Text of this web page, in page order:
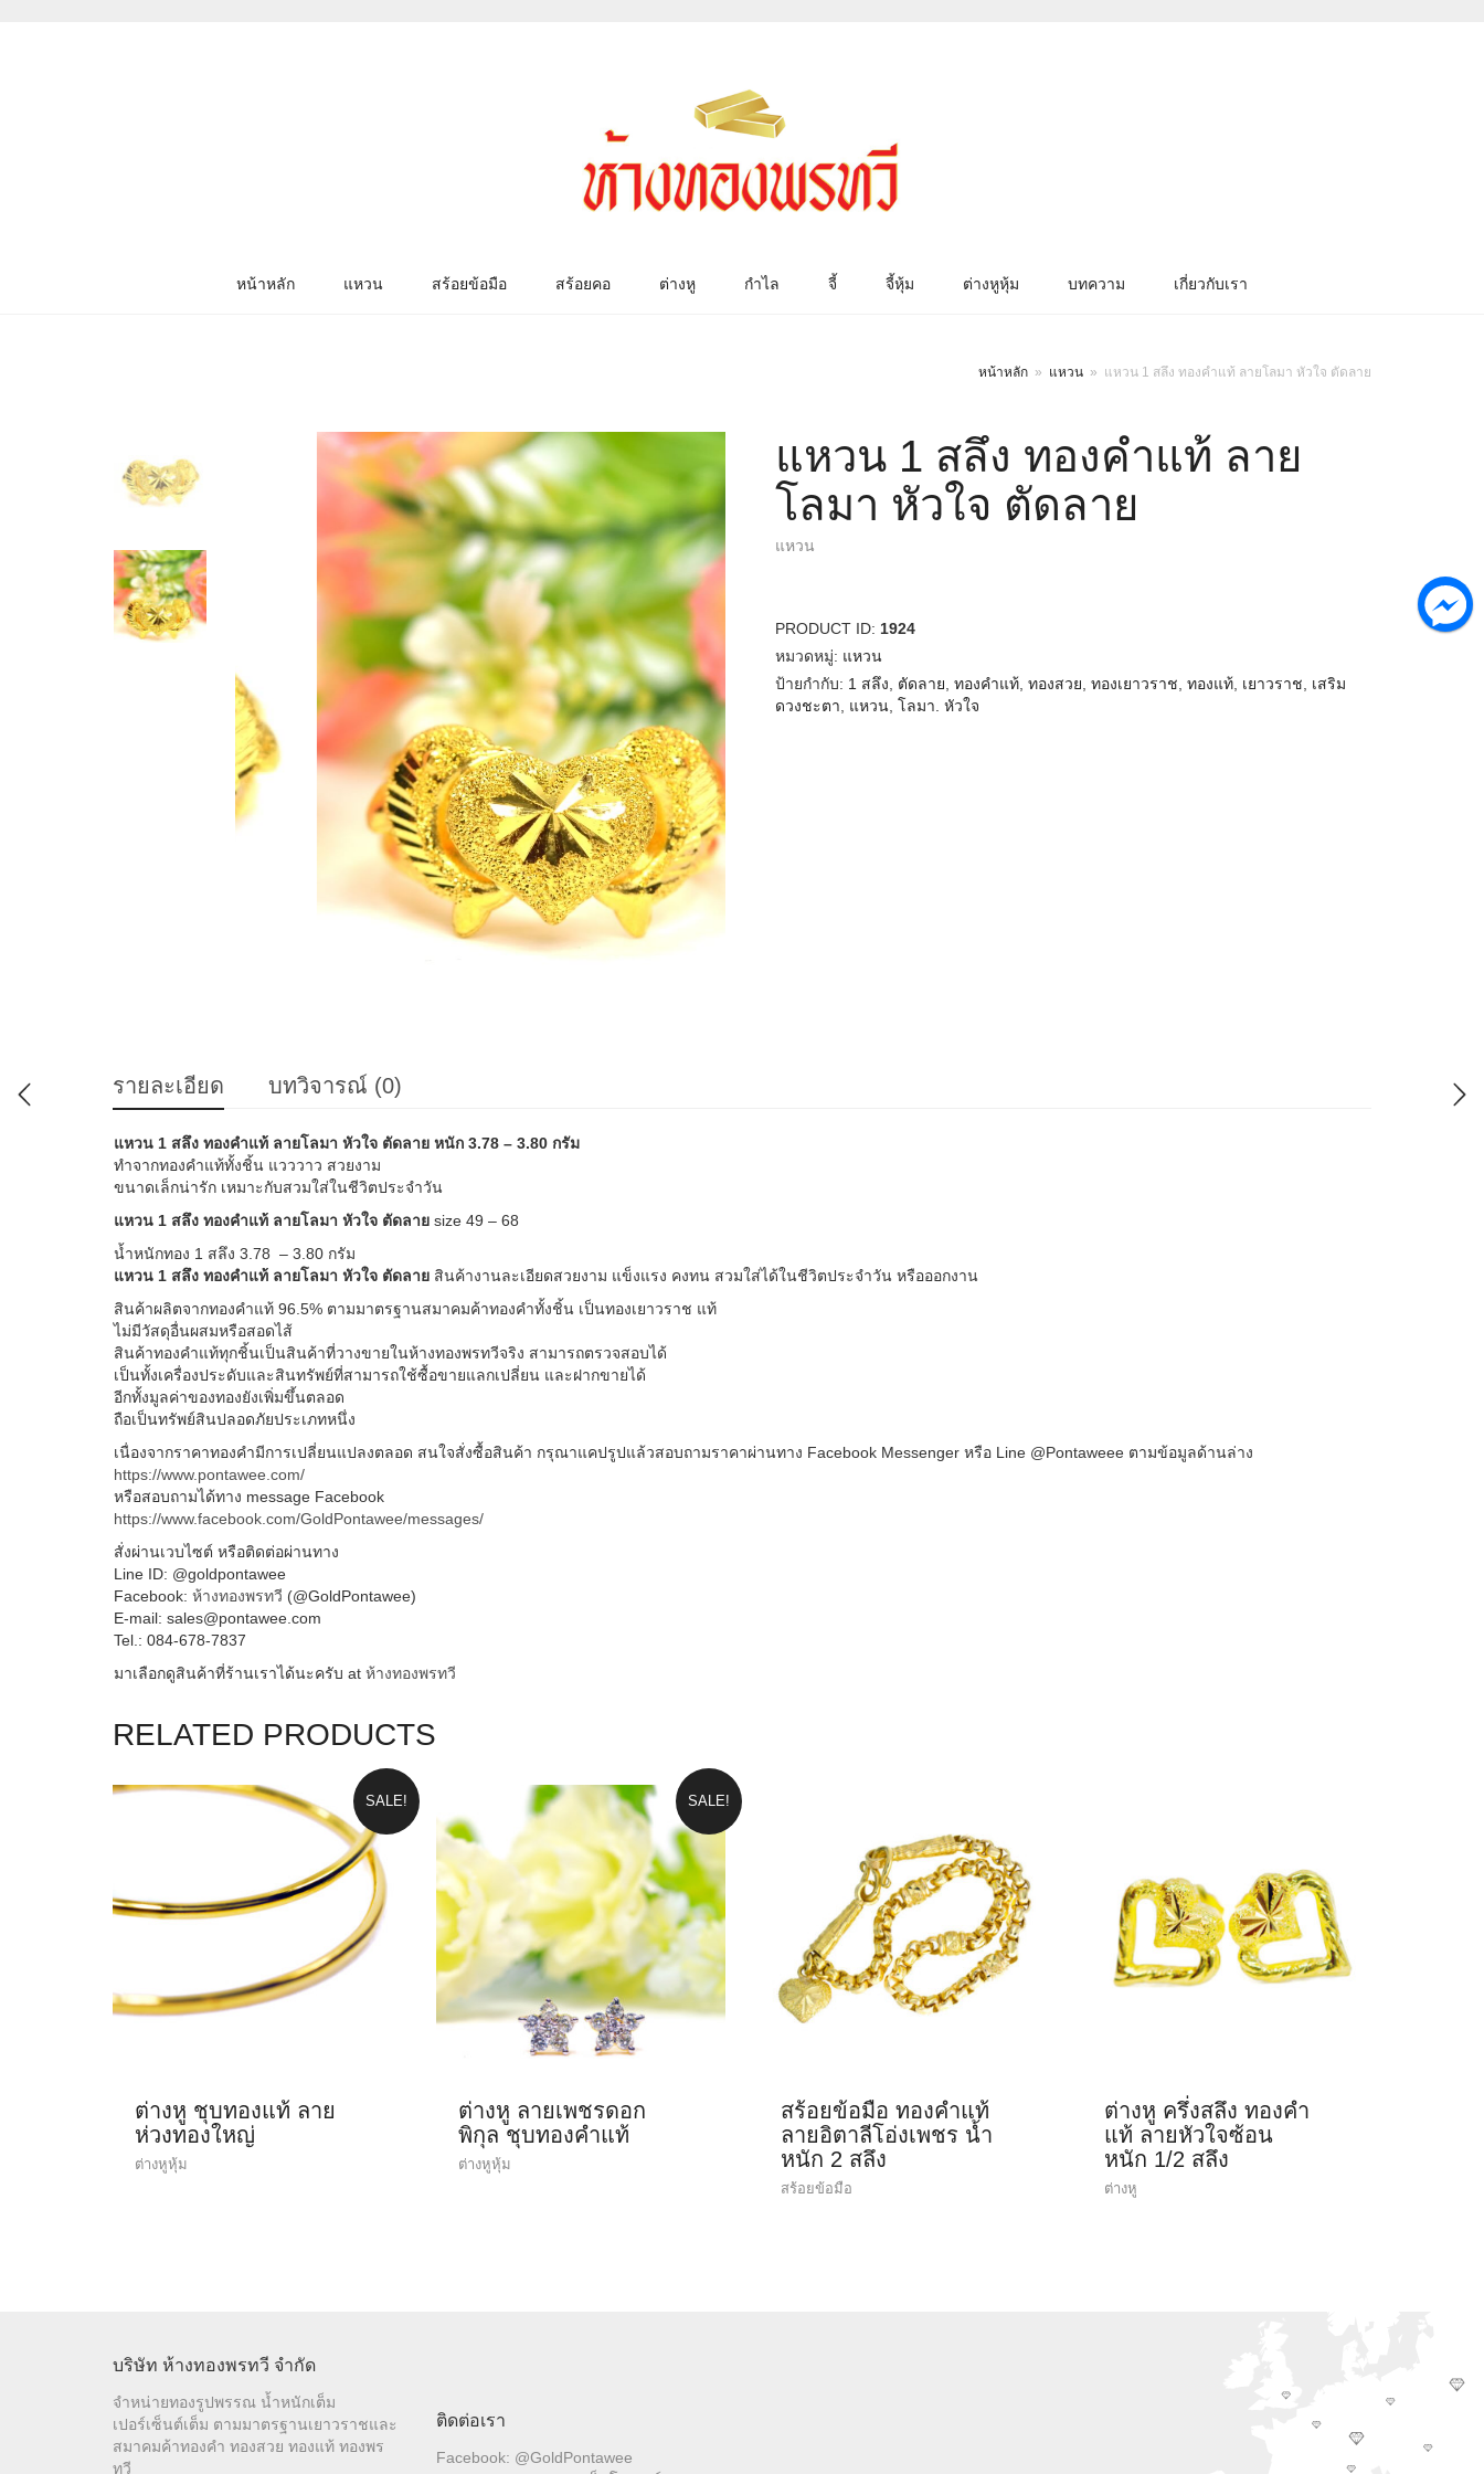
หน้าหลัก แหวน สร้อยข้อมือ สร้อยคอ ต่างหู กำไล จี้ จี้หุ้ม ต่างหูหุ้ม บทความ เกี่ยวกับเรา
หน้าหลัก » แหวน » แหวน 1 สลึง ทองคำแท้ ลายโลมา หัวใจ ตัดลาย
แหวน 1 สลึง ทองคำแท้ ลาย
โลมา หัวใจ ตัดลาย
แหวน
PRODUCT ID: 1924
หมวดหมู่: แหวน
ป้ายกำกับ: 1 สลึง ตัดลาย ทองคำแท้ ทองสวย ทองเยาวราช ทองแท้ เยาวราช
เสริม
ดวงชะตา
แหวน โลมา. หัวใจ
แหวน 1 สลึง ทองคำแท้ ลายโลมา หัวใจ ตัดลาย หนัก 3.78 – 3.80 กรัม
ขนาดเล็กน่ารัก เหมาะกับสวมใส่ในชีวิตประจำวัน
แหวน 1 สลึง ทองคำแท้ ลายโลมา หัวใจ ตัดลาย
น้ำหนักทอง 1 สลึง 3.78 – 3.80 กรัม
สินค้าผลิตจากทองคำแท้ 96.5% ตามมาตรฐานสมาคมค้าทองคำทั้งชิ้น เป็นทองเยาวราช แท้
สินค้าทองคำแท้ทุกชิ้นเป็นสินค้าที่วางขายในห้างทองพรทวีจริง สามารถตรวจสอบได้
เป็นทั้งเครื่องประดับและสินทรัพย์ที่สามารถใช้ซื้อขายแลกเปลี่ยน และฝากขายได้
อีกทั้งมูลค่าของทองยังเพิ่มขึ้นตลอด
ถือเป็นทรัพย์สินปลอดภัยประเภทหนึ่ง
เนื่องจากราคาทองคำมีการเปลี่ยนแปลงตลอด สนใจสั่งซื้อสินค้า กรุณาแคปรูปแล้วสอบถามราคาผ่านทาง Facebook Messenger หรือ Line @Pontaweee ตามข้อมูลด้านล่าง
หรือสอบถามได้ทาง message Facebook
https://www.facebook.com/GoldPontawee/messages/
สั่งผ่านเวบไซต์ หรือติดต่อผ่านทาง
Line ID: @goldpontawee
Facebook:ห้างทองพรทวี(@GoldPontawee)
E-mail: sales@pontawee.com
Tel.: 084-678-7837
มาเลือกดูสินค้าที่ร้านเราได้นะครับ at
RELATED PRODUCTS
ห่วงทองใหญ่
ต่างหูหุ้ม
พิกุล ชุบทองคำแท้
ต่างหูหุ้ม
ลายอิตาลีโอ่งเพชร น้ำ
หนัก 2 สลึง
สร้อยข้อมือ
แท้ ลายหัวใจซ้อน
หนัก 1/2 สลึง
ต่างหู
จำหน่ายทองรูปพรรณ น้ำหนักเต็ม
สมาคมค้าทองคำ ทองสวย ทองแท้ ทองพร
ทวี
Facebook: @GoldPontawee
E-mail: hangthong.pontawee@gmail.com